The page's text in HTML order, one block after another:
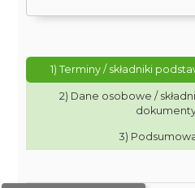
1) Terminy / składniki
2) Dane osobowe /
3)